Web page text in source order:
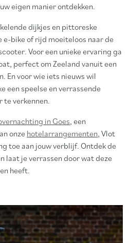
eigen manier ontdekken.
dijkjes en pittoreske
bike of rijd moeiteloos naar de
Voor een unieke ervaring ga
perfect om Zeeland vanuit een
En voor wie iets nieuws wil
een speelse en verrassende
te verkennen.
in Goes, een
onze hotelarrangementen, Vlot
toe aan jouw verblijf. Ontdek de
laat je verrassen door wat deze
heeft.